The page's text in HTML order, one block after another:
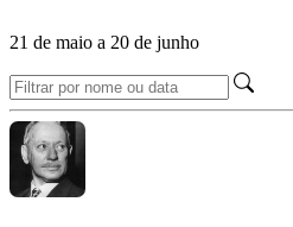
21 de maio a 20 de junho